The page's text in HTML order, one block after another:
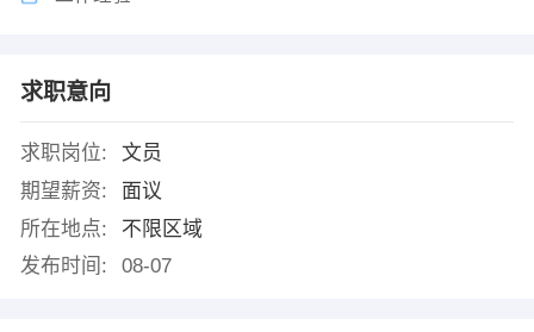
求职意向
求职岗位:
文员
期望薪资:
面议
所在地点:
不限区域
发布时间:
08-07